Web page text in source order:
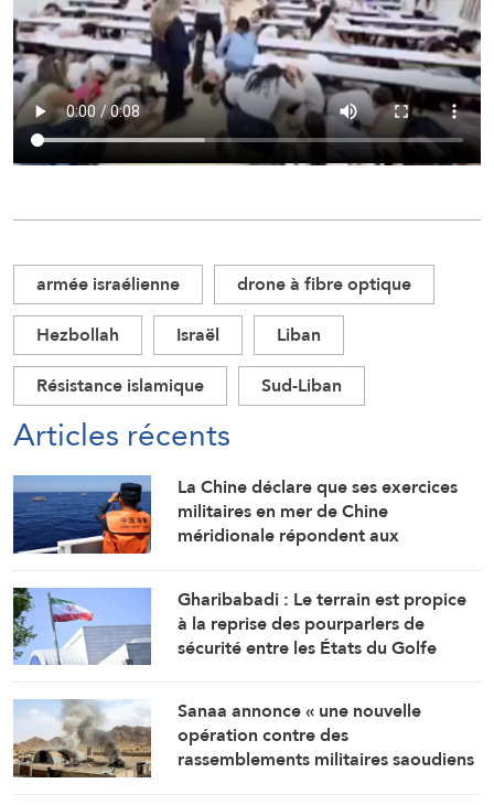
armée israélienne
drone à fibre optique
Hezbollah
Israël
Liban
Résistance islamique
Sud-Liban
Articles récents
La Chine déclare que ses exercices
militaires en mer de Chine
méridionale répondent aux
Gharibabadi : Le terrain est propice
à la reprise des pourparlers de
sécurité entre les États du Golfe
Sanaa annonce « une nouvelle
opération contre des
rassemblements militaires saoudiens